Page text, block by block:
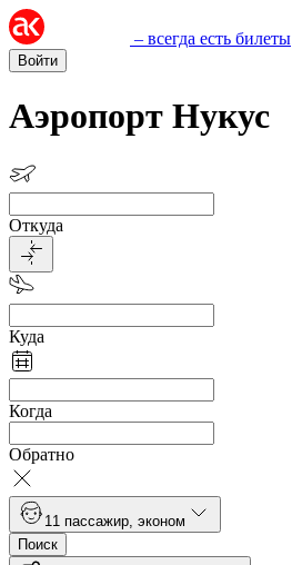
– всегда есть билеты
Войти
Аэропорт Нукус
Откуда
Куда
Когда
Обратно
1 1 пассажир эконом
Поиск